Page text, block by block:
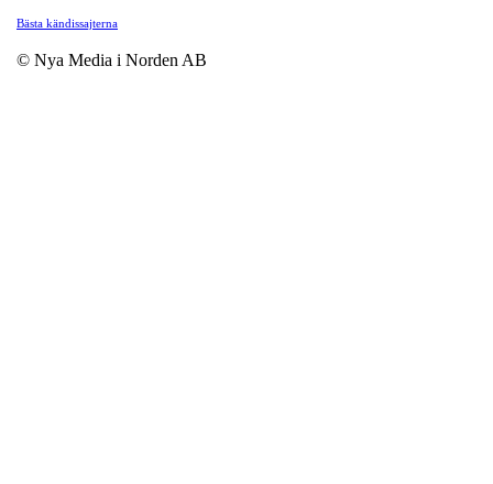
Bästa kändissajterna
© Nya Media i Norden AB